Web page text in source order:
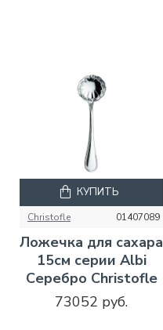
Christofle 01407089
Ложечка для сахара
15см серии Albi
Серебро Christofle
73052 руб.
КУПИТЬ